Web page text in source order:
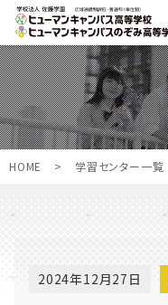
HOME > 学習センター一覧
2024年12月27日